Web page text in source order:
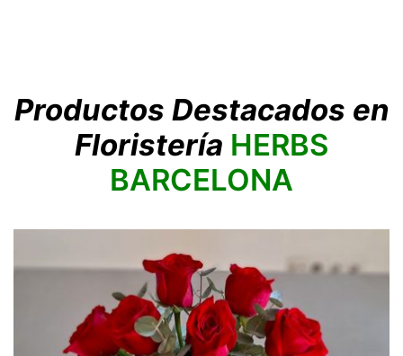
Productos Destacados en
Floristería HERBS
BARCELONA